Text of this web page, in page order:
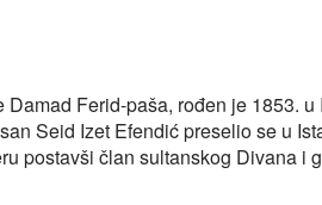
Ferid-paša, rođen je 1853. u
Seid Izet Efendić preselio se u
postavši član sultanskog Divana i